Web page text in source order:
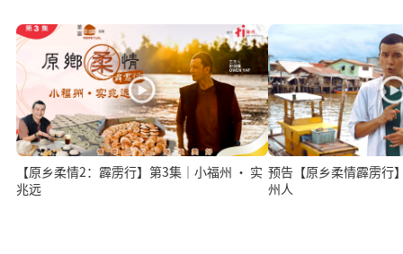
【原乡柔情2：霹雳行】第3集｜小福州 · 实
兆远
预告【原乡柔情霹雳行
州人